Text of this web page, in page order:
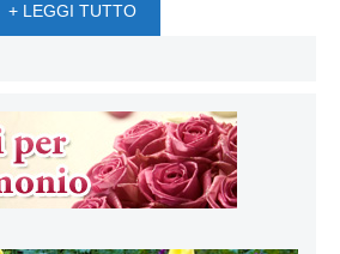
+ LEGGI TUTTO